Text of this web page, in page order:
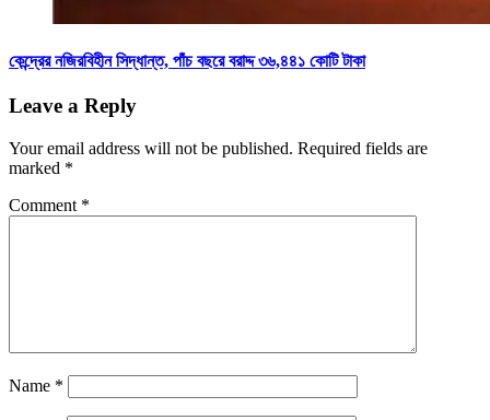
কেন্দ্রের নজিরবিহীন সিদ্ধান্ত, পাঁচ বছরে বরাদ্দ ৩৬,৪৪১ কোটি টাকা
Leave a Reply
Your email address will not be published. Required fields are
marked *
Comment *
Name *